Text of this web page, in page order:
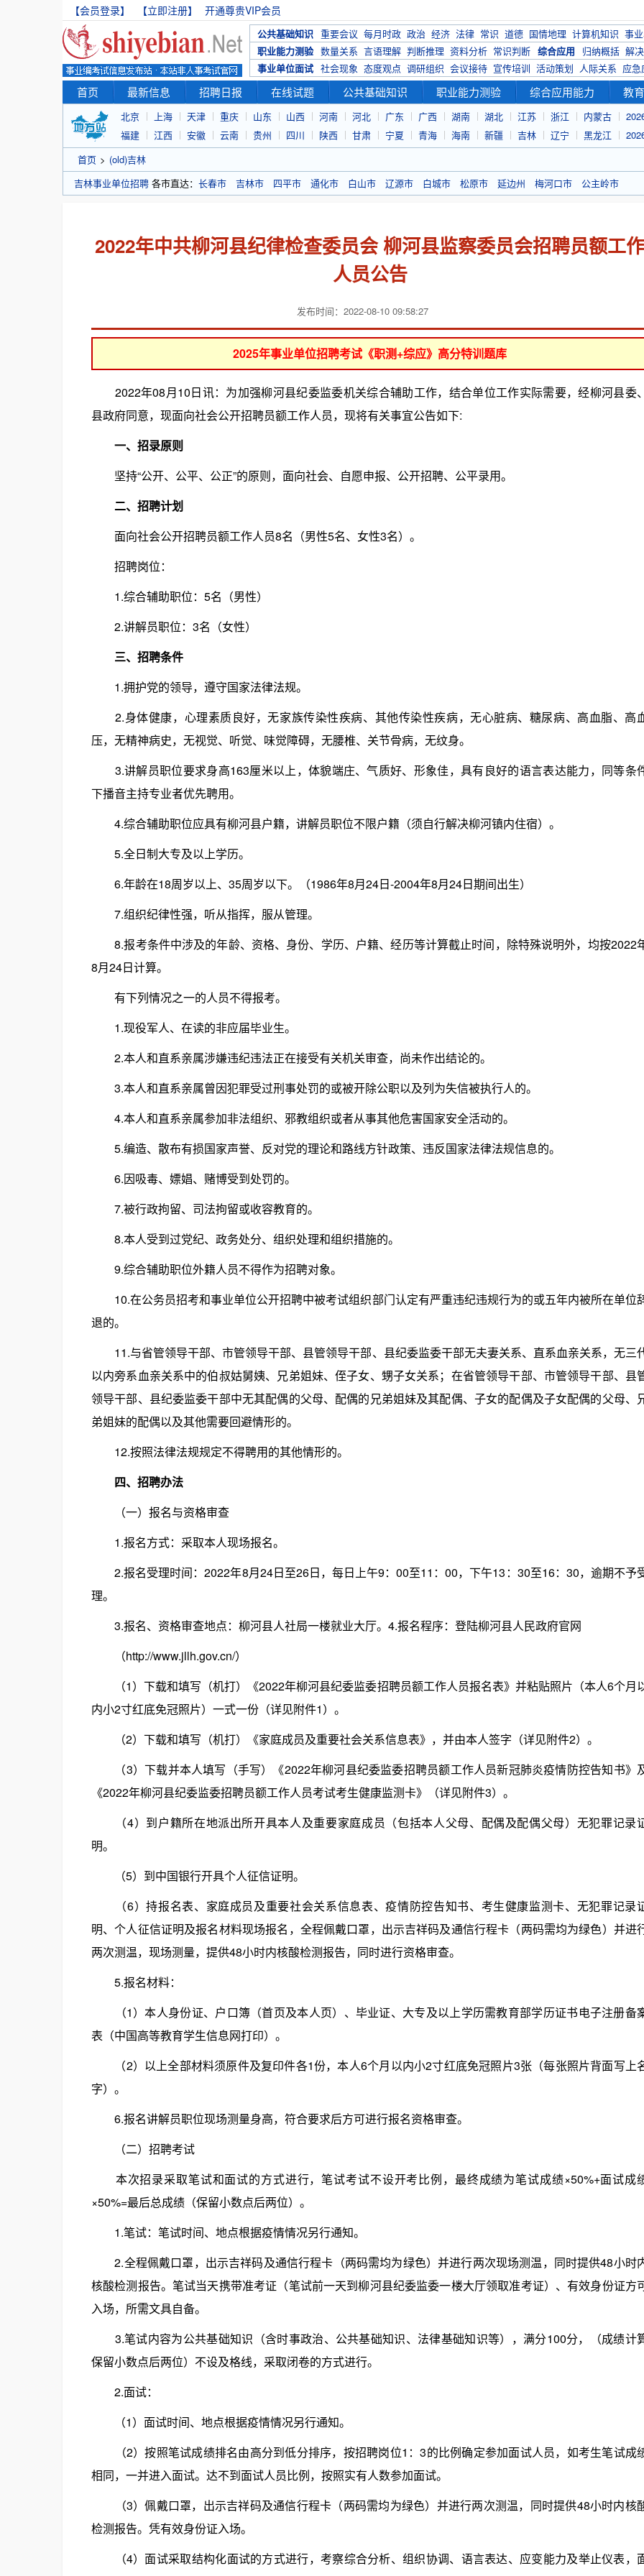
【会员登录】 【立即注册】 开通尊贵VIP会员
公共基础知识 重要会议 每月时政 政治 经济 法律 常识 道德 国情地理 计算机知识 事
职业能力测验 数量关系 言语理解 判断推理 资料分析 常识判断 综合应用 归纳概括 解
事业单位面试 社会现象 态度观点 调研组织 会议接待 宣传培训 活动策划 人际关系 应急
首页 最新信息 招聘日报 在线试题 公共基础知识 职业能力测验 综合应用能力 教
北京 上海 天津 重庆 山东 山西 河南 河北 广东 广西 湖南 湖北 江苏 浙江 内蒙古
福建
江西 安徽 云南 贵州 四川 陕西 甘肃 宁夏 青海 海南 新疆 吉林 辽宁 黑龙江
首页 > (old)吉林
吉林事业单位招聘 各市直达： 长春市 吉林市 四平市 通化市 白山市 辽源市 白城市 松原市 延边州 梅河口市 公主岭市
2022年中共柳河县纪律检查委员会 柳河县监察委员会招聘员额工作
人员公告
发布时间：2022-08-10 09:58:27
2025年事业单位招聘考试《职测+综应》高分特训题库
2022年08月10日讯：为加强柳河县纪委监委机关综合辅助工作，结合单位工作实际需要，经柳河县委、
县政府同意，现面向社会公开招聘员额工作人员，现将有关事宜公告如下:
一、招录原则
坚持“公开、公平、公正”的原则，面向社会、自愿申报、公开招聘、公平录用。
二、招聘计划
面向社会公开招聘员额工作人员8名（男性5名、女性3名）。
招聘岗位：
1.综合辅助职位：5名（男性）
2.讲解员职位：3名（女性）
三、招聘条件
1.拥护党的领导，遵守国家法律法规。
2.身体健康，心理素质良好，无家族传染性疾病、其他传染性疾病，无心脏病、糖尿病、高血脂、高
压，无精神病史，无视觉、听觉、味觉障碍，无腰椎、关节骨病，无纹身。
3.讲解员职位要求身高163厘米以上，体貌端庄、气质好、形象佳，具有良好的语言表达能力，同等条
下播音主持专业者优先聘用。
4.综合辅助职位应具有柳河县户籍，讲解员职位不限户籍（须自行解决柳河镇内住宿）。
5.全日制大专及以上学历。
6.年龄在18周岁以上、35周岁以下。（1986年8月24日-2004年8月24日期间出生）
7.组织纪律性强，听从指挥，服从管理。
8.报考条件中涉及的年龄、资格、身份、学历、户籍、经历等计算截止时间，除特殊说明外，均按2022
8月24日计算。
有下列情况之一的人员不得报考。
1.现役军人、在读的非应届毕业生。
2.本人和直系亲属涉嫌违纪违法正在接受有关机关审查，尚未作出结论的。
3.本人和直系亲属曾因犯罪受过刑事处罚的或被开除公职以及列为失信被执行人的。
4.本人和直系亲属参加非法组织、邪教组织或者从事其他危害国家安全活动的。
5.编造、散布有损国家声誉、反对党的理论和路线方针政策、违反国家法律法规信息的。
6.因吸毒、嫖娼、赌博受到处罚的。
7.被行政拘留、司法拘留或收容教育的。
8.本人受到过党纪、政务处分、组织处理和组织措施的。
9.综合辅助职位外籍人员不得作为招聘对象。
10.在公务员招考和事业单位公开招聘中被考试组织部门认定有严重违纪违规行为的或五年内被所在单位
退的。
11.与省管领导干部、市管领导干部、县管领导干部、县纪委监委干部无夫妻关系、直系血亲关系，无三
以内旁系血亲关系中的伯叔姑舅姨、兄弟姐妹、侄子女、甥子女关系；在省管领导干部、市管领导干部、县
领导干部、县纪委监委干部中无其配偶的父母、配偶的兄弟姐妹及其配偶、子女的配偶及子女配偶的父母、
弟姐妹的配偶以及其他需要回避情形的。
12.按照法律法规规定不得聘用的其他情形的。
四、招聘办法
（一）报名与资格审查
1.报名方式：采取本人现场报名。
2.报名受理时间：2022年8月24日至26日，每日上午9：00至11：00，下午13：30至16：30，逾期不予
理。
3.报名、资格审查地点：柳河县人社局一楼就业大厅。4.报名程序：登陆柳河县人民政府官网
（http://www.jllh.gov.cn/）
（1）下载和填写（机打）《2022年柳河县纪委监委招聘员额工作人员报名表》并粘贴照片（本人6个月
内小2寸红底免冠照片）一式一份（详见附件1）。
（2）下载和填写（机打）《家庭成员及重要社会关系信息表》，并由本人签字（详见附件2）。
（3）下载并本人填写（手写）《2022年柳河县纪委监委招聘员额工作人员新冠肺炎疫情防控告知书》
《2022年柳河县纪委监委招聘员额工作人员考试考生健康监测卡》（详见附件3）。
（4）到户籍所在地派出所开具本人及重要家庭成员（包括本人父母、配偶及配偶父母）无犯罪记录
明。
（5）到中国银行开具个人征信证明。
（6）持报名表、家庭成员及重要社会关系信息表、疫情防控告知书、考生健康监测卡、无犯罪记录
明、个人征信证明及报名材料现场报名，全程佩戴口罩，出示吉祥码及通信行程卡（两码需均为绿色）并进
两次测温，现场测量，提供48小时内核酸检测报告，同时进行资格审查。
5.报名材料：
（1）本人身份证、户口簿（首页及本人页）、毕业证、大专及以上学历需教育部学历证书电子注册备
表（中国高等教育学生信息网打印）。
（2）以上全部材料须原件及复印件各1份，本人6个月以内小2寸红底免冠照片3张（每张照片背面写上
字）。
6.报名讲解员职位现场测量身高，符合要求后方可进行报名资格审查。
（二）招聘考试
本次招录采取笔试和面试的方式进行，笔试考试不设开考比例，最终成绩为笔试成绩×50%+面试成
×50%=最后总成绩（保留小数点后两位）。
1.笔试：笔试时间、地点根据疫情情况另行通知。
2.全程佩戴口罩，出示吉祥码及通信行程卡（两码需均为绿色）并进行两次现场测温，同时提供48小时
核酸检测报告。笔试当天携带准考证（笔试前一天到柳河县纪委监委一楼大厅领取准考证）、有效身份证方
入场，所需文具自备。
3.笔试内容为公共基础知识（含时事政治、公共基础知识、法律基础知识等），满分100分，（成绩计
保留小数点后两位）不设及格线，采取闭卷的方式进行。
2.面试：
（1）面试时间、地点根据疫情情况另行通知。
（2）按照笔试成绩排名由高分到低分排序，按招聘岗位1：3的比例确定参加面试人员，如考生笔试成
相同，一并进入面试。达不到面试人员比例，按照实有人数参加面试。
（3）佩戴口罩，出示吉祥码及通信行程卡（两码需均为绿色）并进行两次测温，同时提供48小时内核
检测报告。凭有效身份证入场。
（4）面试采取结构化面试的方式进行，考察综合分析、组织协调、语言表达、应变能力及举止仪表，